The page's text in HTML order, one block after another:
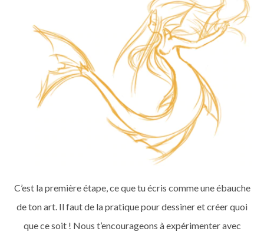
C’est la première étape, ce que tu écris comme une ébauche
de ton art. Il faut de la pratique pour dessiner et créer quoi
que ce soit ! Nous t’encourageons à expérimenter avec